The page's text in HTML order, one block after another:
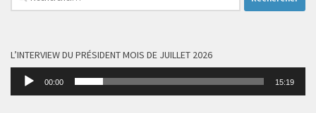
L’INTERVIEW DU PRÉSIDENT MOIS DE JUILLET 2026
Lecteur
00:00 15:19